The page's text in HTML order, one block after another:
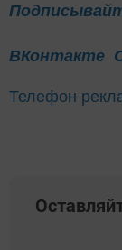
ВКонтакте
Телефон